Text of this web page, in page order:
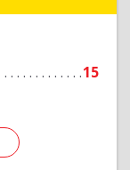
15